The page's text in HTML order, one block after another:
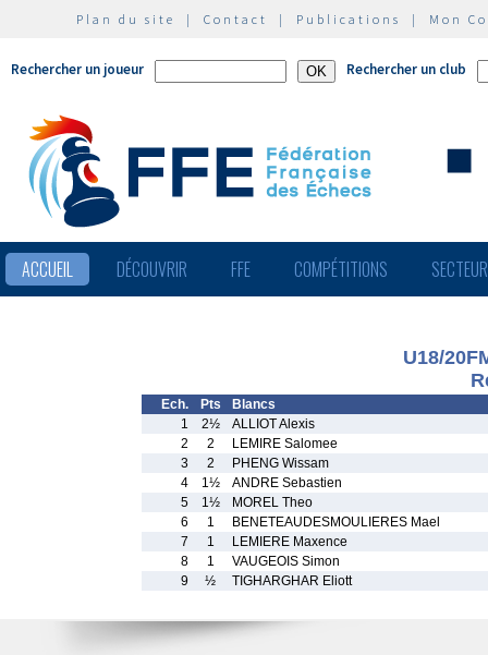
Plan du site | Contact | Publications | Mon
Rechercher un joueur Rechercher un club
ACCUEIL DÉCOUVRIR FFE COMPÉTITIONS
U18/
Ech. Pts
Blancs
1
2½
ALLIOT Alexis
2
2
LEMIRE Salomee
3
2
PHENG Wissam
4
1½
ANDRE Sebastien
5
1½
MOREL Theo
6
1
BENETEAUDESMOULIERES Mael
7
1
LEMIERE Maxence
8
1
VAUGEOIS Simon
9
½ TIGHARGHAR Eliott